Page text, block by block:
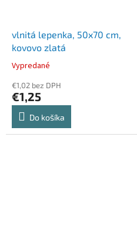
vlnitá lepenka, 50x70 cm,
kovovo zlatá
Vypredané
€1,02 bez DPH
€1,25
Do košíka